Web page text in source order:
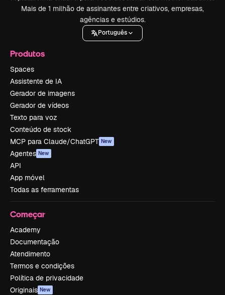
Mais de 1 milhão de assinantes entre criativos, empresas,
agências e estúdios.
Português
Produtos
Spaces
Assistente de IA
Gerador de imagens
Gerador de vídeos
Texto para voz
Conteúdo de stock
MCP para Claude/ChatGPT New
Agentes New
API
App móvel
Todas as ferramentas
Começar
Academy
Documentação
Atendimento
Termos e condições
Política de privacidade
Originais New